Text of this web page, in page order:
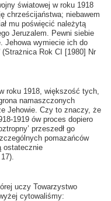
światowej w roku 1918
chrześcijaństwa; niebawem
mu poświęcić należytą
Jeruzalem. Pewni siebie
Jehowa wymiecie ich do
Rok CI [1980] Nr
1918, większość tych,
namaszczonych
Jehowie. Czy to znaczy, że
1919 ów proces dopiero
przeszedł go
pomazańców
ostatecznie
uczy Towarzystwo
cytowaliśmy: